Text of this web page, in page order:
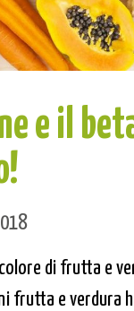
e il
di frutta e
frutta e verdura